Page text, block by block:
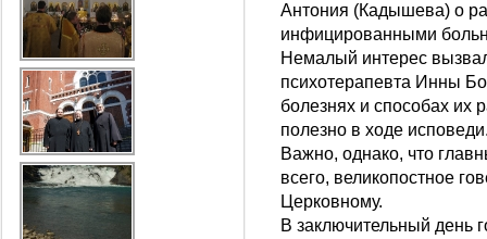
Антония (Кадышева) о
инфицированными
Немалый интерес
психотерапевта Инны
болезнях и способах их
полезно в ходе
Важно, однако, что
всего, великопостное
Церковному.
В заключительный день